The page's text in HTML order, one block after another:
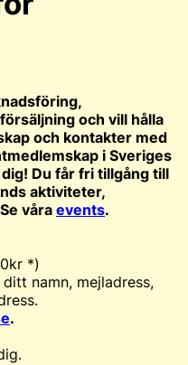
och vill hålla
och kontakter med
i Sveriges
Du får fri tillgång till
aktiviteter,
våraevents.
*)
namn, mejladress,
.